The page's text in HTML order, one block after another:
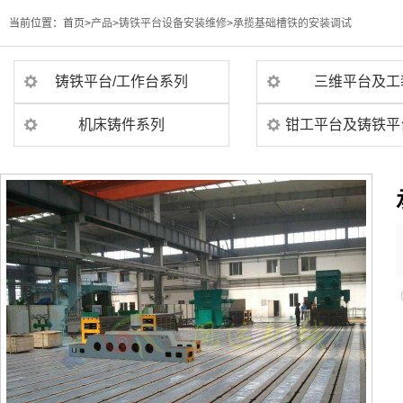
当前位置： 首页>产品>铸铁平台设备安装维修>承揽基础槽铁的安装调试
铸铁平台/工作台系列 三维平台及
机床铸件系列 钳工平台及铸铁